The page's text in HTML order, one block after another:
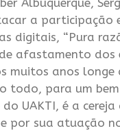
Albuquerque,
a participação
digitais, “Pura
afastamento
anos longe
todo, para um
UAKTI, é a
por sua atuação